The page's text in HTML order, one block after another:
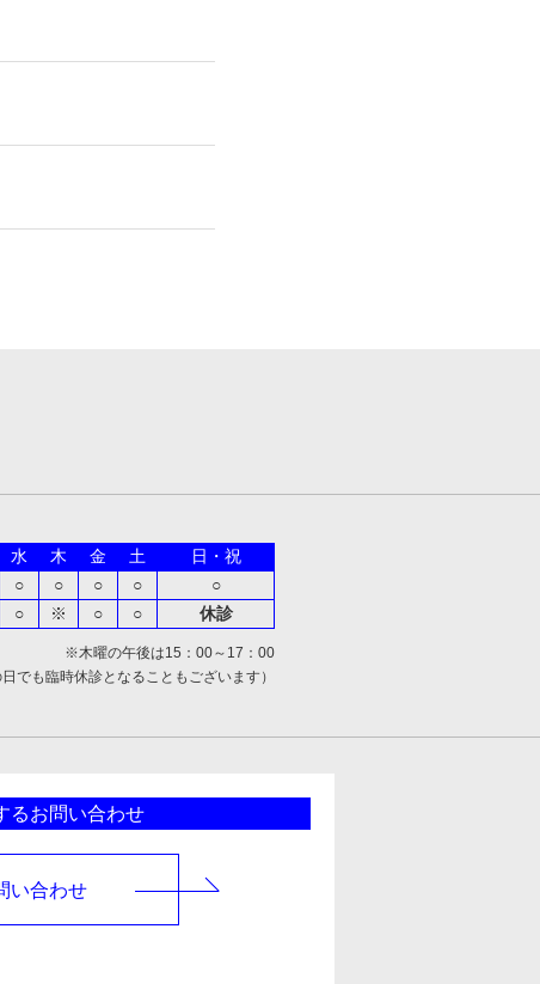
水 木 金 土
日・祝
○ ○ ○ ○
○
○ ※ ○ ○ 休診
※木曜の午後は15：00～17：00
でも臨時休診となることもございます）
るお問い合わせ
い合わせ